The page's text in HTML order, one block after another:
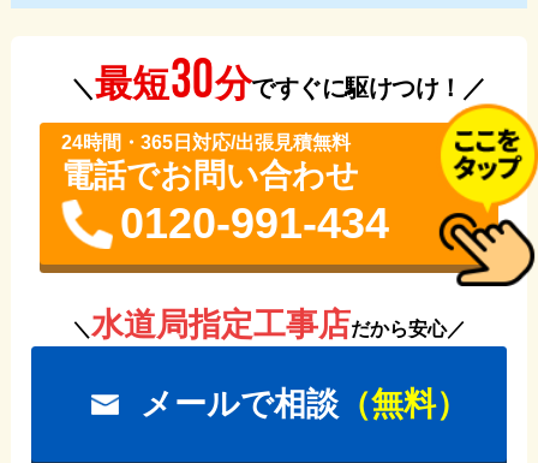
＼最短30分ですぐに駆けつけ！／
24時間・365⽇対応/出張見積無料
電話でお問い合わせ
0120-991-434
＼ 水道局指定工事店だから安心／
メールで相談（無料）